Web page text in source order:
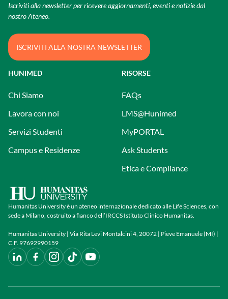
Humanitas University è un ateneo internazionale dedicato alle Life Sciences, con
sede a Milano, costruito a fianco dell’IRCCS Istituto Clinico Humanitas.
Humanitas University | Via Rita Levi Montalcini 4, 20072 | Pieve Emanuele (MI) |
C.F. 97692990159
HUNIMED
Chi Siamo
Lavora con noi
Servizi Studenti
Campus e Residenze
RISORSE
FAQs
LMS@Hunimed
MyPORTAL
Ask Students
Etica e Compliance
Iscriviti alla newsletter per ricevere aggiornamenti, eventi e notizie dal
nostro Ateneo.
ISCRIVITI ALLA NOSTRA NEWSLETTER